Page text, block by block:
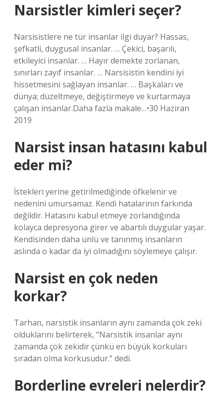
Narsistler kimleri seçer?
Narsisistlere ne tür insanlar ilgi duyar? Hassas,
şefkatli, duygusal insanlar. … Çekici, başarılı,
etkileyici insanlar. … Hayır demekte zorlanan,
sınırları zayıf insanlar. … Narsisistin kendini iyi
hissetmesini sağlayan insanlar. … Başkaları ve
dünya; düzeltmeye, değiştirmeye ve kurtarmaya
çalışan insanlar.Daha fazla makale…•30 Haziran
2019
Narsist insan hatasını kabul
eder mi?
İstekleri yerine getirilmediğinde öfkelenir ve
nedenini umursamaz. Kendi hatalarının farkında
değildir. Hatasını kabul etmeye zorlandığında
kolayca depresyona girer ve abartılı duygular yaşar.
Kendisinden daha ünlü ve tanınmış insanların
aslında o kadar da iyi olmadığını söylemeye çalışır.
Narsist en çok neden
korkar?
Tarhan, narsistik insanların aynı zamanda çok zeki
olduklarını belirterek, “Narsistik insanlar aynı
zamanda çok zekidir çünkü en büyük korkuları
sıradan olma korkusudur.” dedi.
Borderline evreleri nelerdir?